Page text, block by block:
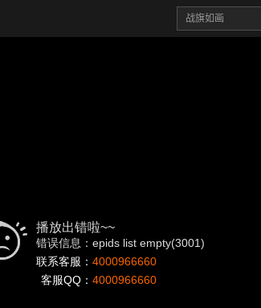
播放出错啦~~
错误信息：epids list empty(3001)
联系客服： 4000966660
客服QQ： 4000966660